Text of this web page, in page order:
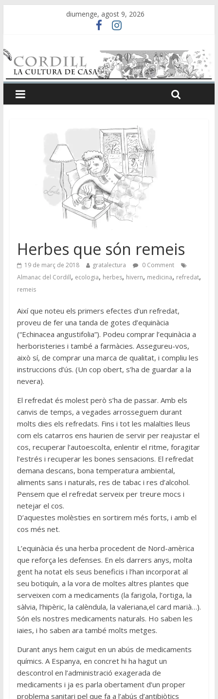
diumenge, agost 9, 2026
Herbes que són remeis
19 de març de 2018 gratalectura
0 Comment
Almanac del Cordill, ecologia, herbes, hivern, medicina, refredat,
remeis
Així que noteu els primers efectes d’un refredat,
proveu de fer una tanda de gotes d’equinàcia
(“Echinacea angustifolia”). Podeu comprar l’equinàcia a
herboristeries i també a farmàcies. Assegureu-vos,
això sí, de comprar una marca de qualitat, i compliu les
instruccions d’ús. (Un cop obert, s’ha de guardar a la
nevera).
El refredat és molest però s’ha de passar. Amb els
canvis de temps, a vegades arrosseguem durant
molts dies els refredats. Fins i tot les malalties lleus
com els catarros ens haurien de servir per reajustar el
cos, recuperar l’autoescolta, enlentir el ritme, foragitar
l’estrés i recuperar les bones sensacions. El refredat
demana descans, bona temperatura ambiental,
aliments sans i naturals, res de tabac i res d’alcohol.
Pensem que el refredat serveix per treure mocs i
netejar el cos.
D’aquestes molèsties en sortirem més forts, i amb el
cos més net.
L’equinàcia és una herba procedent de Nord-amèrica
que reforça les defenses. En els darrers anys, molta
gent ha notat els seus beneficis i l’han incorporat al
seu botiquín, a la vora de moltes altres plantes que
serveixen com a medicaments (la farigola, l’ortiga, la
sàlvia, l’hipèric, la calèndula, la valeriana,el card marià…).
Són els nostres medicaments naturals. Ho saben les
iaies, i ho saben ara també molts metges.
Durant anys hem caigut en un abús de medicaments
químics. A Espanya, en concret hi ha hagut un
descontrol en l’administració exagerada de
medicaments i ja es parla obertament d’un proper
problema sanitari pel que fa a l’abús d’antibiòtics